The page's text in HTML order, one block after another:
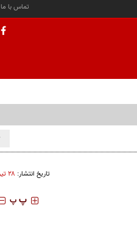
تماس با ما
تاریخ انتشار: ۲۸ تير ۱۴۰۳ - ۲۲:۰۵
‍‍‍ پ پ